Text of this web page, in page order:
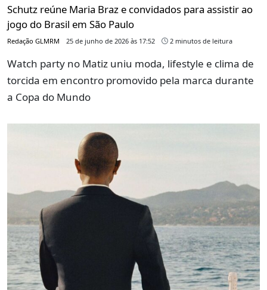
Schutz reúne Maria Braz e convidados para assistir ao
jogo do Brasil em São Paulo
Redação GLMRM 25 de junho de 2026 às 17:52 2 minutos de leitura
Watch party no Matiz uniu moda, lifestyle e clima de
torcida em encontro promovido pela marca durante
a Copa do Mundo